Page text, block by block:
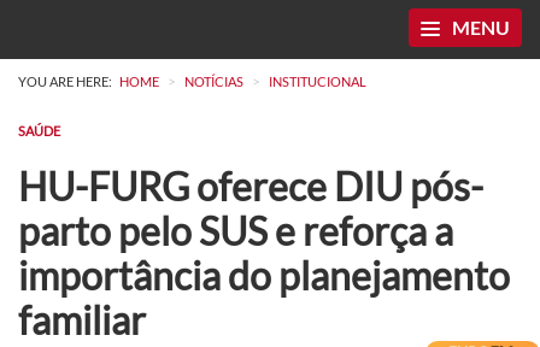
MENU
YOU ARE HERE: HOME > NOTÍCIAS > INSTITUCIONAL
SAÚDE
HU-FURG oferece DIU pós-
parto pelo SUS e reforça a
importância do planejamento
familiar